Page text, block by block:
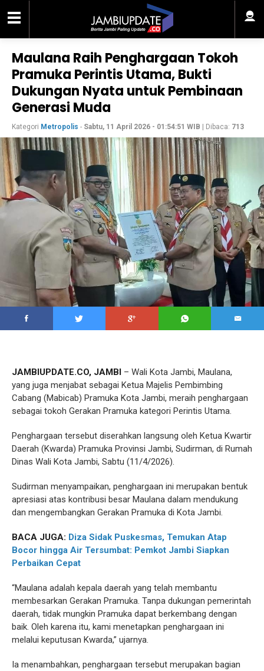
Maulana Raih Penghargaan Tokoh
Pramuka Perintis Utama, Bukti
Dukungan Nyata untuk Pembinaan
Generasi Muda
Kategori Metropolis - Sabtu, 11 April 2026 - 01:54:51 WIB | Dibaca: 713
JAMBIUPDATE.CO, JAMBI – Wali Kota Jambi, Maulana,
yang juga menjabat sebagai Ketua Majelis Pembimbing
Cabang (Mabicab) Pramuka Kota Jambi, meraih penghargaan
sebagai tokoh Gerakan Pramuka kategori Perintis Utama.
Penghargaan tersebut diserahkan langsung oleh Ketua Kwartir
Daerah (Kwarda) Pramuka Provinsi Jambi, Sudirman, di Rumah
Dinas Wali Kota Jambi, Sabtu (11/4/2026).
Sudirman menyampaikan, penghargaan ini merupakan bentuk
apresiasi atas kontribusi besar Maulana dalam mendukung
dan mengembangkan Gerakan Pramuka di Kota Jambi.
BACA JUGA: Diza Sidak Puskesmas, Temukan Atap
Bocor hingga Air Tersumbat: Pemkot Jambi Siapkan
Perbaikan Cepat
“Maulana adalah kepala daerah yang telah membantu
membesarkan Gerakan Pramuka. Tanpa dukungan pemerintah
daerah, tidak mungkin Pramuka dapat berkembang dengan
baik. Oleh karena itu, kami menetapkan penghargaan ini
melalui keputusan Kwarda,” ujarnya.
Ia menambahkan, penghargaan tersebut merupakan bagian